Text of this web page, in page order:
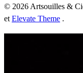
© 2026 Artsouilles &
et Elevate Theme .